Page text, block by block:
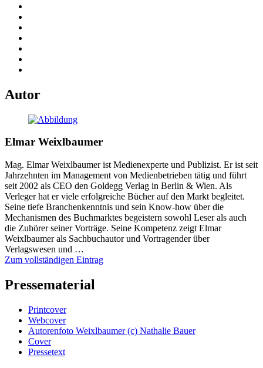
Autor
Elmar Weixlbaumer
Mag. Elmar Weixlbaumer ist Medienexperte und Publizist. Er ist seit
Jahrzehnten im Management von Medienbetrieben tätig und führt
seit 2002 als CEO den Goldegg Verlag in Berlin & Wien. Als
Verleger hat er viele erfolgreiche Bücher auf den Markt begleitet.
Seine tiefe Branchenkenntnis und sein Know-how über die
Mechanismen des Buchmarktes begeistern sowohl Leser als auch
die Zuhörer seiner Vorträge. Seine Kompetenz zeigt Elmar
Weixlbaumer als Sachbuchautor und Vortragender über
Verlagswesen und …
Zum vollständigen Eintrag
Pressematerial
Printcover
Webcover
Autorenfoto Weixlbaumer (c) Nathalie Bauer
Cover
Pressetext